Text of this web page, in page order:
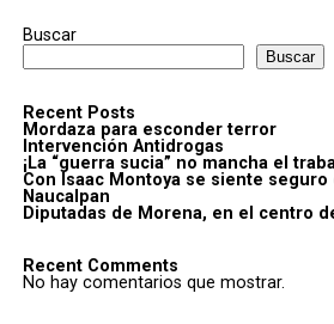
Buscar
Buscar
Recent Posts
Mordaza para esconder terror
Intervención Antidrogas
¡La “guerra sucia” no mancha el
Con Isaac Montoya se siente
Naucalpan
Diputadas de Morena, en el centro
Recent Comments
No hay comentarios que mostrar.